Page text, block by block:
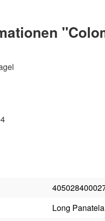
Long Panatela